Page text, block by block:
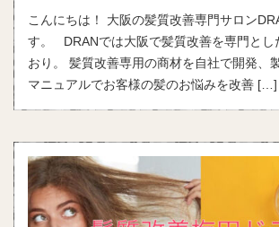
こんにちは！ 大阪の髪質改善専門サロン
す。 DRANでは大阪で髪質改善を専門とし
おり。 髪質改善専用の商材を自社で開発、
マニュアルでお客様の髪のお悩みを改善 […]